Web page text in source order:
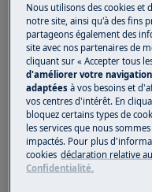
Avant toute
l'appareil et
Faites toujours
appareils, pour les
personnes pour le
Utilisez toujours des
chaussures fermées.
Nous utilisons des cookies
notre site, ainsi qu'à des fins
partageons également des
site avec nos partenaires de
cliquant sur « Accepter tous
d'améliorer votre navigation
adaptées à vos besoins et
vos centres d'intérêt. En
bloquez certains types de
les services que nous
impactés. Pour plus
cookies déclaration relative
Confidentialité.